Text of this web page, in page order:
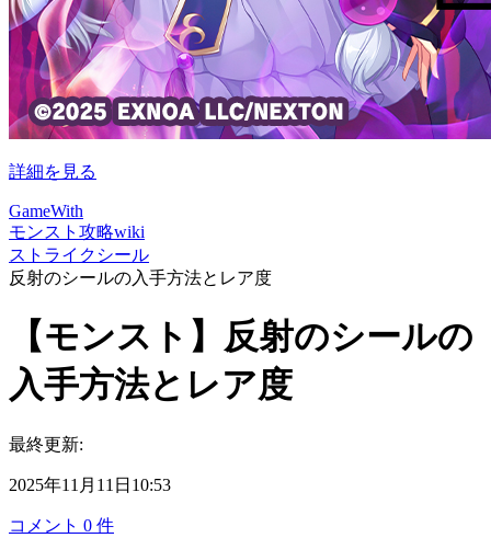
詳細を見る
GameWith
モンスト攻略wiki
ストライクシール
反射のシールの入手方法とレア度
【モンスト】反射のシールの
入手方法とレア度
最終更新:
2025年11月11日10:53
コメント 0 件